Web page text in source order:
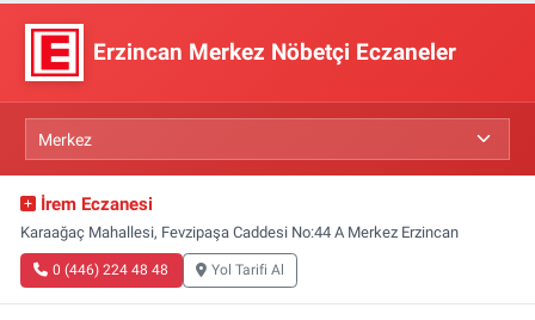
Erzincan Merkez Nöbetçi Eczaneler
İrem Eczanesi
Karaağaç Mahallesi, Fevzipaşa Caddesi No:44 A Merkez Erzincan
0 (446) 224 48 48 Yol Tarifi Al